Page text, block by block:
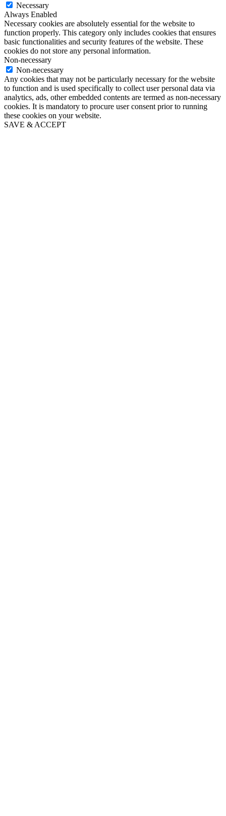
Necessary
Always Enabled
Necessary cookies are absolutely essential for the website to
function properly. This category only includes cookies that ensures
basic functionalities and security features of the website. These
cookies do not store any personal information.
Non-necessary
Non-necessary
Any cookies that may not be particularly necessary for the website
to function and is used specifically to collect user personal data via
analytics, ads, other embedded contents are termed as non-necessary
cookies. It is mandatory to procure user consent prior to running
these cookies on your website.
SAVE & ACCEPT